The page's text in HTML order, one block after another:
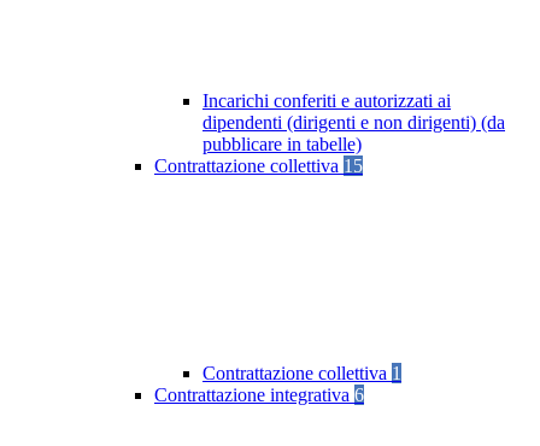
Incarichi conferiti e autorizzati ai
dipendenti (dirigenti e non dirigenti) (da
pubblicare in tabelle)
Contrattazione collettiva 15
Contrattazione collettiva 1
Contrattazione integrativa 6